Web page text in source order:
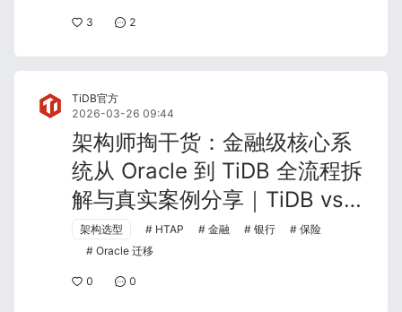
3 2
TiDB官方
2026-03-26 09:44
架构师掏干货：金融级核心系
统从 Oracle 到 TiDB 全流程拆
解与真实案例分享｜TiDB vs
Oracle 第三篇
架构选型 HTAP 金融 银行
保险
Oracle 迁移
0 0